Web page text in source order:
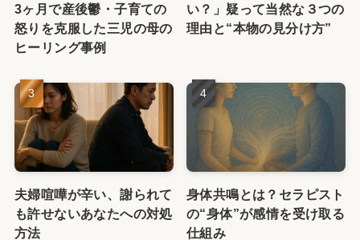
3ヶ月で産後鬱・子育ての
怒りを克服した三児の母の
ヒーリング事例
い？」疑って当然な３つの
理由と“本物の見分け方”
夫婦喧嘩が辛い、謝られて
も許せないあなたへの対処
方法
身体共鳴とは？セラピスト
の“身体”が感情を受け取る
仕組み